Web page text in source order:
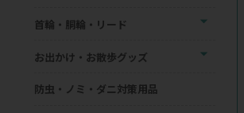
首輪・胴輪・リード
お出かけ・お散歩グッズ
防虫・ノミ・ダニ対策用品